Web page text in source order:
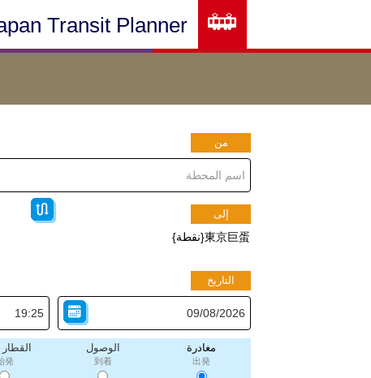
Transit Planner
من
إلى
東京巨蛋{نقطة}
التاريخ
مغادرة
出発
الوصول
到着
発